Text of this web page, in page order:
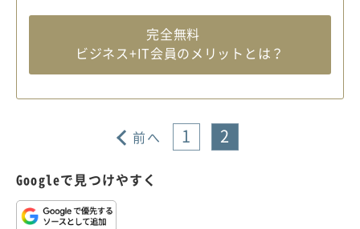
完全無料
ビジネス+IT会員のメリットとは？
前へ 1 2
Googleで見つけやすく